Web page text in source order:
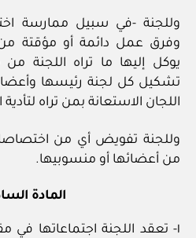
وللجنة -في سبيل ممارسة
وفرق عمل دائمة أو مؤقتة
يوكل إليها ما تراه اللجنة
تشكيل كل لجنة رئيسها
اللجان الاستعانة بمن تراه
وللجنة تفويض أي من
من أعضائها أو منسوبيها.
المادة
١- تعقد اللجنة اجتماعاتها في